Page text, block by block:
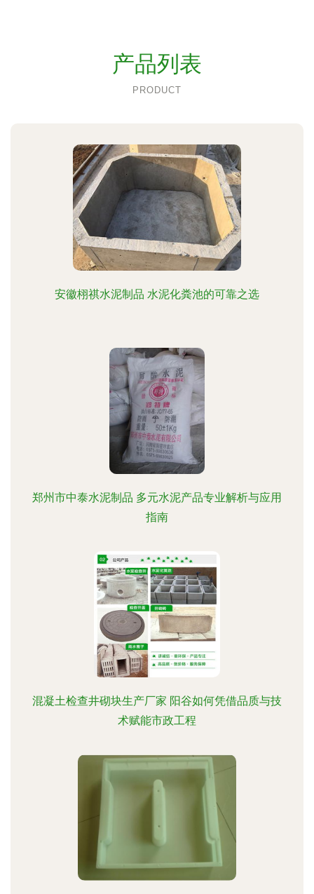
产品列表
PRODUCT
安徽栩祺水泥制品 水泥化粪池的可靠之选
郑州市中泰水泥制品 多元水泥产品专业解析与应用
指南
混凝土检查井砌块生产厂家 阳谷如何凭借品质与技
术赋能市政工程